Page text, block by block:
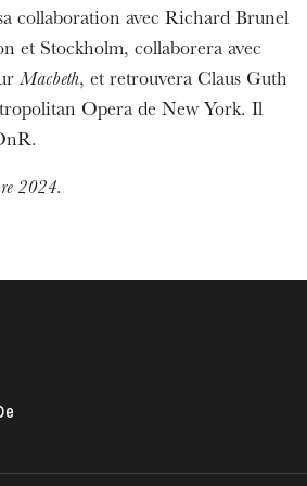
collaboration avec Richard Brunel
et Stockholm, collaborera avec
Macbeth, et retrouvera Claus Guth
Opera de New York. Il
2024.